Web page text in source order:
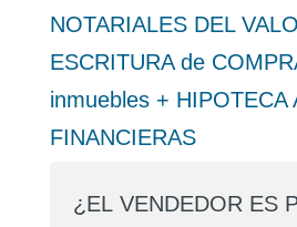
NOTARIALES DEL
ESCRITURA de
inmuebles + HIPOTECA
FINANCIERAS
¿EL VENDEDOR ES